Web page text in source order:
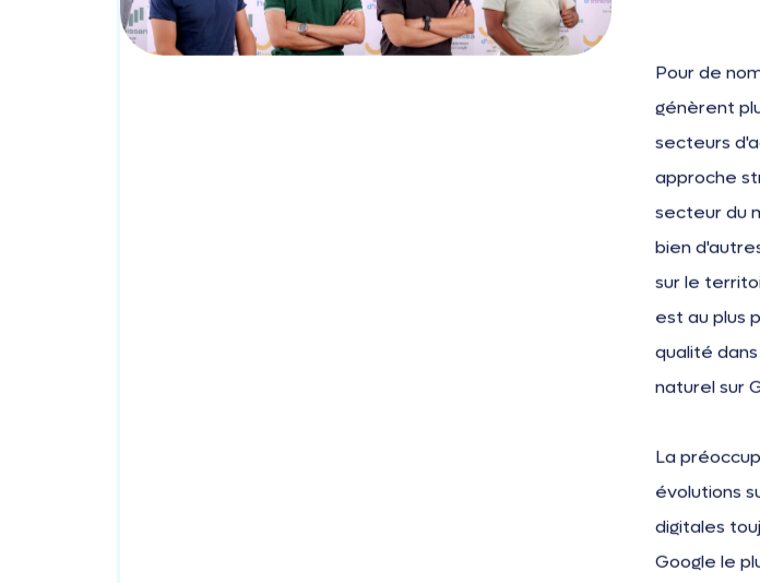
Pour de
génèrent
secteurs
approche
secteur du
bien
sur le
est au plus
qualité
naturel sur
La
évolutions
digitales
Google le